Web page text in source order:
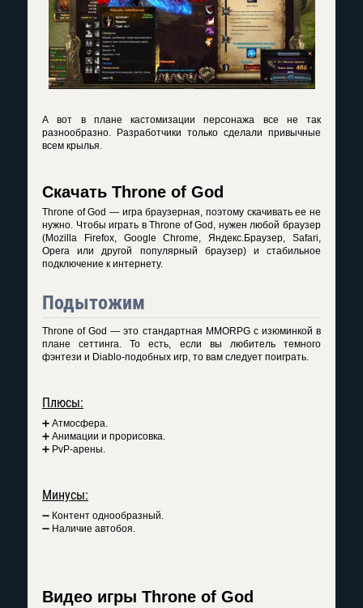
А вот в плане кастомизации персонажа все не так
разнообразно. Разработчики только сделали привычные
всем крылья.
Скачать Throne of God
Throne of God — игра браузерная, поэтому скачивать ее не
нужно. Чтобы играть в Throne of God, нужен любой браузер
(Mozilla Firefox, Google Chrome, Яндекс.Браузер, Safari,
Opera или другой популярный браузер) и стабильное
подключение к интернету.
Подытожим
Throne of God — это стандартная MMORPG с изюминкой в
плане сеттинга. То есть, если вы любитель темного
фэнтези и Diablo-подобных игр, то вам следует поиграть.
Плюсы:
➕ Атмосфера.
➕ Анимации и прорисовка.
➕ PvP-арены.
Минусы:
➖ Контент однообразный.
➖ Наличие автобоя.
Видео игры Throne of God